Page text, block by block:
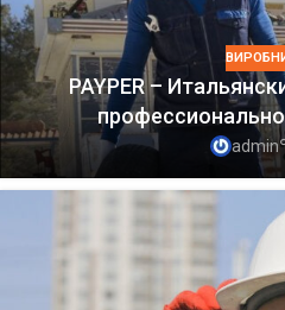
PAYPER –
admin